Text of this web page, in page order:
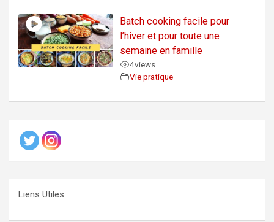
Batch cooking facile pour
l’hiver et pour toute une
semaine en famille
4views
Vie pratique
Liens Utiles